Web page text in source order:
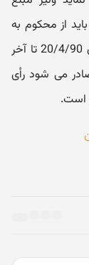
باید از محکوم به
کسر گردد تأیید می نماید. و نسبت به مدت زمان 20/4/90 تا آخر
می شود رأی